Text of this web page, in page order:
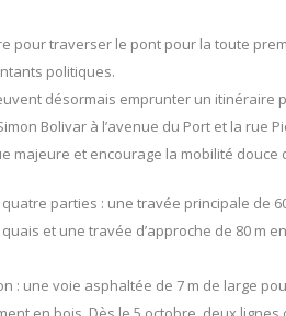
pour traverser le pont pour la toute
politiques.
désormais emprunter un itinéraire
Bolivar à l’avenue du Port et la rue
majeure et encourage la mobilité
quatre parties : une travée principale de
et une travée d’approche de 80 m
: une voie asphaltée de 7 m de large